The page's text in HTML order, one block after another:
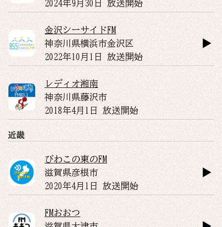
2024年9月30日 放送開始
金沢シーサイドFM
神奈川県横浜市金沢区
2022年10月1日 放送開始
レディオ湘南
神奈川県藤沢市
2018年4月1日 放送開始
近畿
びわこの東のFM
滋賀県彦根市
2020年4月1日 放送開始
FMおおつ